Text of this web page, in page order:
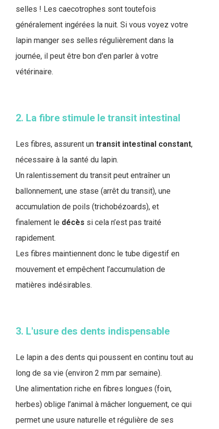
selles ! Les caecotrophes sont toutefois
généralement ingérées la nuit. Si vous voyez votre
lapin manger ses selles régulièrement dans la
journée, il peut être bon d'en parler à votre
vétérinaire.
2. La fibre stimule le transit intestinal
Les fibres, assurent un transit intestinal constant,
nécessaire à la santé du lapin.
Un ralentissement du transit peut entraîner un
ballonnement, une stase (arrêt du transit), une
accumulation de poils (trichobézoards), et
finalement le décès si cela n’est pas traité
rapidement.
Les fibres maintiennent donc le tube digestif en
mouvement et empêchent l’accumulation de
matières indésirables.
3. L'usure des dents indispensable
Le lapin a des dents qui poussent en continu tout au
long de sa vie (environ 2 mm par semaine).
Une alimentation riche en fibres longues (foin,
herbes) oblige l’animal à mâcher longuement, ce qui
permet une usure naturelle et régulière de ses